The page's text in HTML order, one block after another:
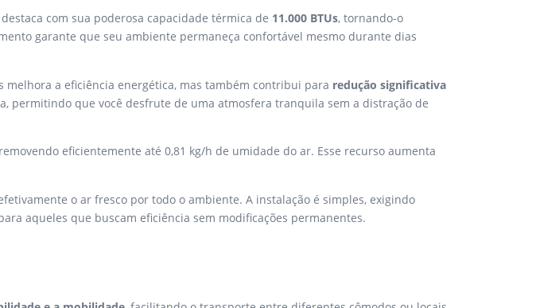
com sua poderosa capacidade térmica de 11.000 BTUs, tornando-o
garante que seu ambiente permaneça confortável mesmo durante dias
melhora a eficiência energética, mas também contribui para redução significativa
permitindo que você desfrute de uma atmosfera tranquila sem a distração de
eficientemente até 0,81 kg/h de umidade do ar. Esse recurso aumenta
o ar fresco por todo o ambiente. A instalação é simples, exigindo
aqueles que buscam eficiência sem modificações permanentes.